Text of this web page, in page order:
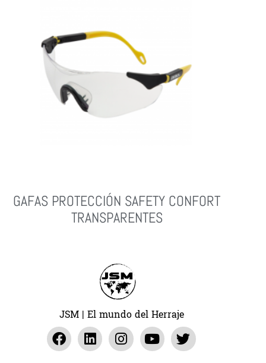
GAFAS PROTECCIÓN SAFETY CONFORT
TRANSPARENTES
JSM | El mundo del Herraje